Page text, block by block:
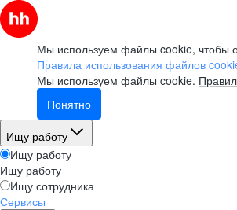
Мы используем файлы cookie, чтобы
Правила использования файлов
Мы используем файлы cookie.
Понятно
Ищу работу
Ищу работу
Ищу работу
Ищу сотрудника
Сервисы